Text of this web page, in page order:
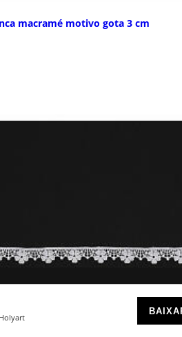
macramé motivo gota 3 cm